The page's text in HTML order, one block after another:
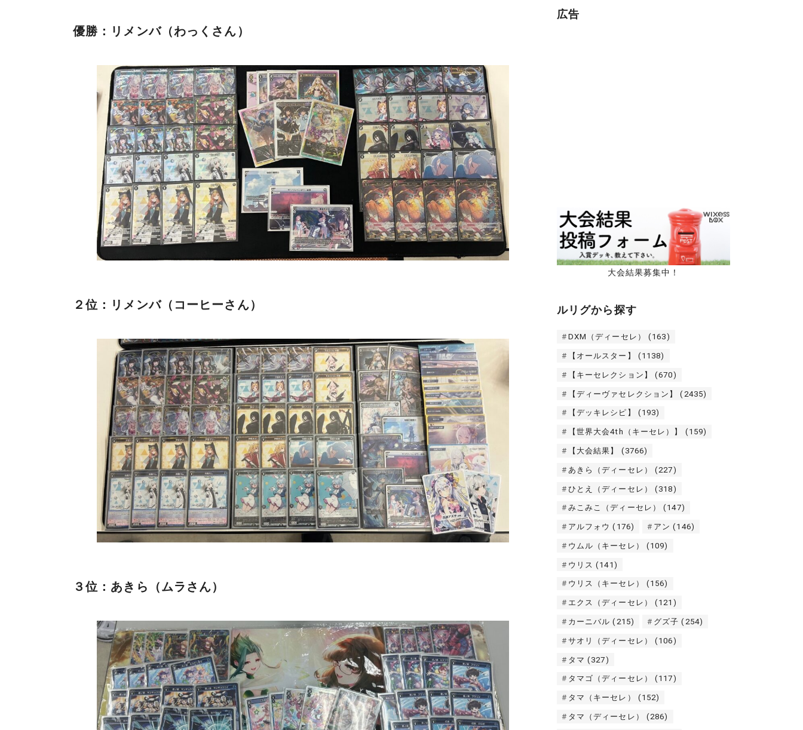
優勝：リメンバ（わっくさん）
２位：リメンバ（コーヒーさん）
３位：あきら（ムラさん）
広告
大会結果募集中！
ルリグから探す
DXM（ディーセレ） (163)
【オールスター】 (1138)
【キーセレクション】 (670)
【ディーヴァセレクション】 (2435)
【デッキレシピ】 (193)
【世界大会4th（キーセレ）】 (159)
【大会結果】 (3766)
あきら（ディーセレ） (227)
ひとえ（ディーセレ） (318)
みこみこ（ディーセレ） (147)
アルフォウ (176) アン (146)
ウムル（キーセレ） (109)
ウリス (141)
ウリス（キーセレ） (156)
エクス（ディーセレ） (121)
カーニバル (215) グズ子 (254)
サオリ（ディーセレ） (106)
タマ (327)
タマゴ（ディーセレ） (117)
タマ（キーセレ） (152)
タマ（ディーセレ） (286)